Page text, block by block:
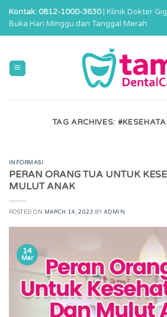
Skip
content
Kontak: 0812-1000-3630| Klinik Dokter
Buka Hari Minggu dan Tanggal Merah
TAG ARCHIVES:
INFORMASI
PERAN ORANG TUA UNTUK
MULUT ANAK
POSTED ON MARCH 14, 2023 BY ADMIN
14
Mar